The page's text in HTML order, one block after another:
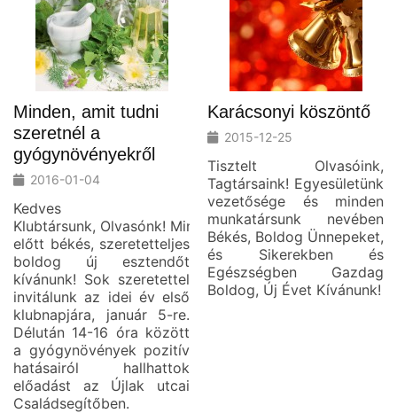
Minden, amit tudni
szeretnél a
gyógynövényekről
2016-01-04
Kedves
Klubtársunk, Olvasónk! Mindenek
előtt békés, szeretetteljes
boldog új esztendőt
kívánunk! Sok szeretettel
invitálunk az idei év első
klubnapjára, január 5-re.
Délután 14-16 óra között
a gyógynövények pozitív
hatásairól hallhattok
előadást az Újlak utcai
Családsegítőben.
Karácsonyi köszöntő
2015-12-25
Tisztelt Olvasóink,
Tagtársaink! Egyesületünk
vezetősége és minden
munkatársunk nevében
Békés, Boldog Ünnepeket,
és Sikerekben és
Egészségben Gazdag
Boldog, Új Évet Kívánunk!